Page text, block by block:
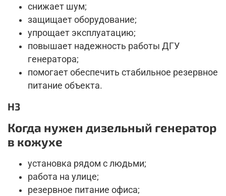
снижает шум;
защищает оборудование;
упрощает эксплуатацию;
повышает надежность работы ДГУ
генератора;
помогает обеспечить стабильное резервное
питание объекта.
H3
Когда нужен дизельный генератор
в кожухе
установка рядом с людьми;
работа на улице;
резервное питание офиса;